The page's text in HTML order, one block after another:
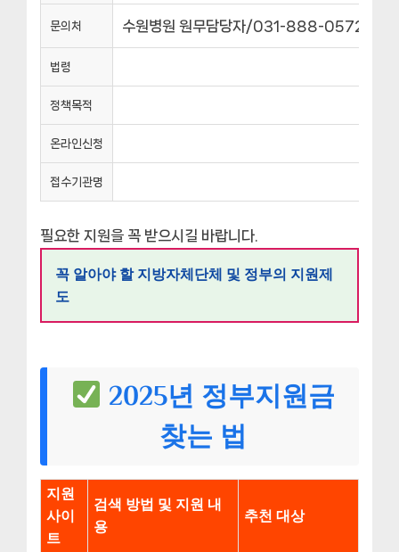
문의처 수원병원 원무담당자/031-888-0572||의
법령
정책목적
온라인신청
접수기관명
필요한 지원을 꼭 받으시길 바랍니다.
꼭 알아야 할 지방자체단체 및 정부의 지원제
도
2025년 정부지원금
찾는 법
지원
사이
트
검색 방법 및 지원 내
용
추천 대상